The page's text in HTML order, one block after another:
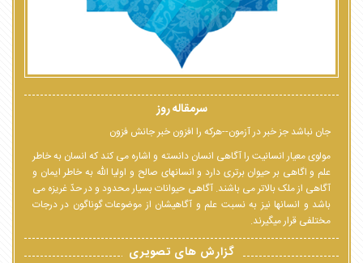
سرمقاله روز
جان نباشد جز خبر در آزمون--هرکه را افزون خبر جانش فزون
مولوی معیار انسانیت را آگاهی انسان دانسته و اشاره می کند که انسان به خاطر
علم و اگاهی بر حیوان برتری دارد و انسانهای صالح و اولیا الله به خاطر ایمان و
آگاهی از ملک بالاتر می باشند. آگاهی حیوانات بسیار محدود و در حدّ غریزه می
باشد و انسانها نیز به نسبت علم و آگاهیشان از موضوعات گوناگون در درجات
مختلفی قرار میگیرند.
گزارش های تصویری